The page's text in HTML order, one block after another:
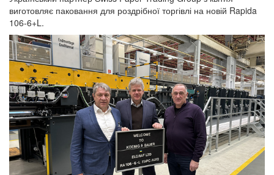
виготовляє паковання для роздрібної торгівлі на новій Rapida
106-6+L.